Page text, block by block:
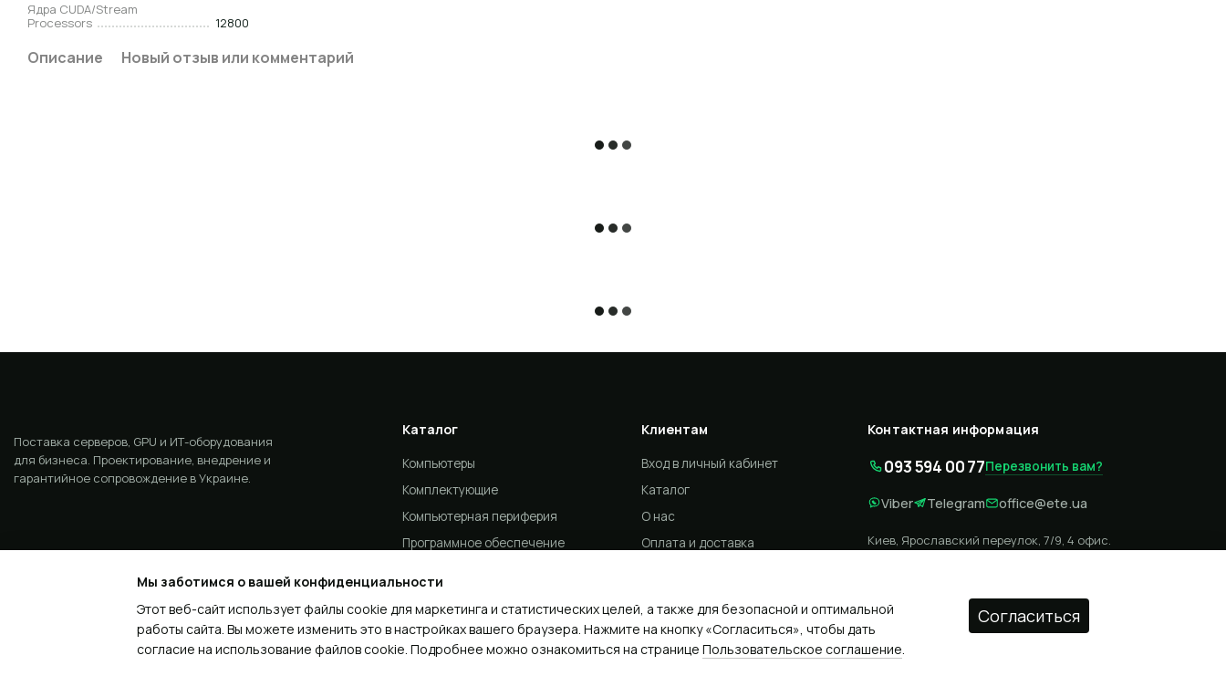
Ядра CUDA/Stream
Processors
12800
Описание Новый отзыв или комментарий
Каталог
Компьютеры
Комплектующие
Компьютерная периферия
Программное обеспечение
Клиентам
Вход в личный кабинет
Каталог
О нас
Оплата и доставка
Контакты
Контактная информация
093 594 00 77Перезвонить вам?
Viber Telegram office@ete.ua
Киев, Ярославский переулок, 7/9, 4 офис.
Мы заботимся о вашей конфиденциальности
Этот веб-сайт использует файлы cookie для маркетинга и статистических целей, а также для безопасной и оптимальной
работы сайта. Вы можете изменить это в настройках вашего браузера. Нажмите на кнопку «Согласиться», чтобы дать
согласие на использование файлов cookie. Подробнее можно ознакомиться на странице Пользовательское соглашение.
Согласиться